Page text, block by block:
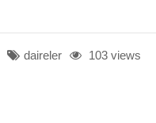
daireler 103 views